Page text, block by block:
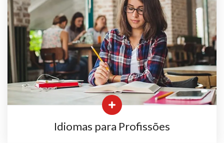
Idiomas para Profissões